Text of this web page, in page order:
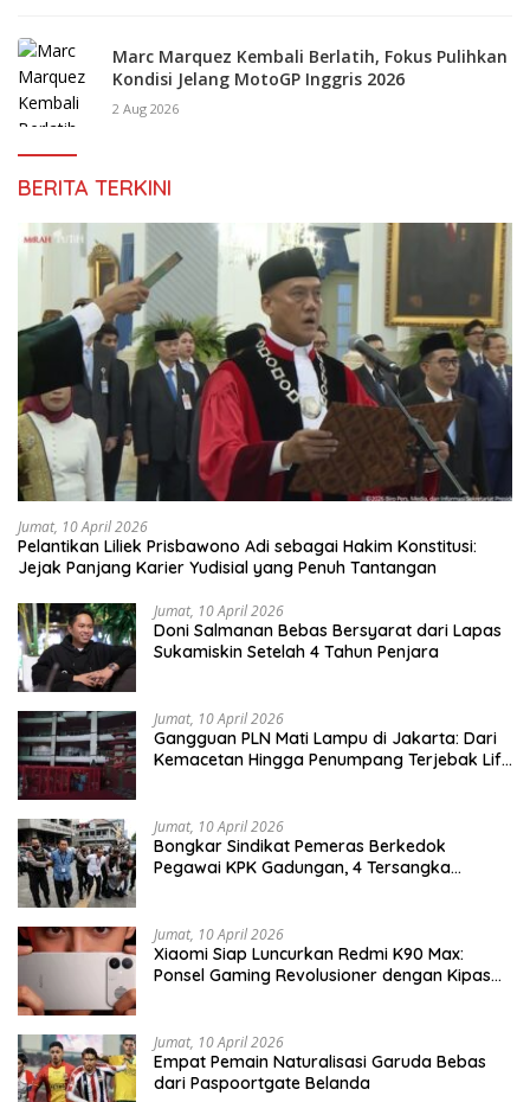
Marc Marquez Kembali Berlatih, Fokus Pulihkan
Kondisi Jelang MotoGP Inggris 2026
2 Aug 2026
BERITA TERKINI
Jumat, 10 April 2026
Pelantikan Liliek Prisbawono Adi sebagai Hakim Konstitusi:
Jejak Panjang Karier Yudisial yang Penuh Tantangan
Jumat, 10 April 2026
Doni Salmanan Bebas Bersyarat dari Lapas
Sukamiskin Setelah 4 Tahun Penjara
Jumat, 10 April 2026
Gangguan PLN Mati Lampu di Jakarta: Dari
Kemacetan Hingga Penumpang Terjebak Lift
Jumat, 10 April 2026
Bongkar Sindikat Pemeras Berkedok
Pegawai KPK Gadungan, 4 Tersangka
Jumat, 10 April 2026
Xiaomi Siap Luncurkan Redmi K90 Max:
Ponsel Gaming Revolusioner dengan Kipas
Jumat, 10 April 2026
Empat Pemain Naturalisasi Garuda Bebas
dari Paspoortgate Belanda